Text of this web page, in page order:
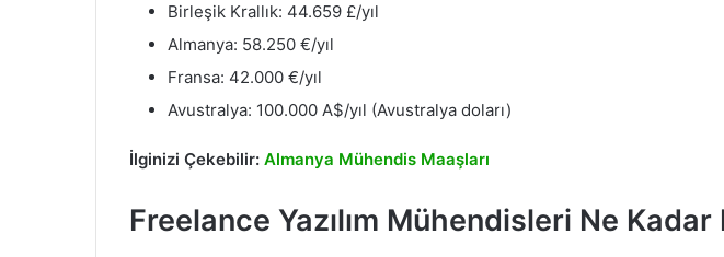
Birleşik Krallık: 44.659 £/yıl
Almanya: 58.250 €/yıl
Fransa: 42.000 €/yıl
Avustralya: 100.000 A$/yıl (Avustralya doları)
İlginizi Çekebilir: Almanya Mühendis Maaşları
Freelance Yazılım Mühendisleri Ne Kadar